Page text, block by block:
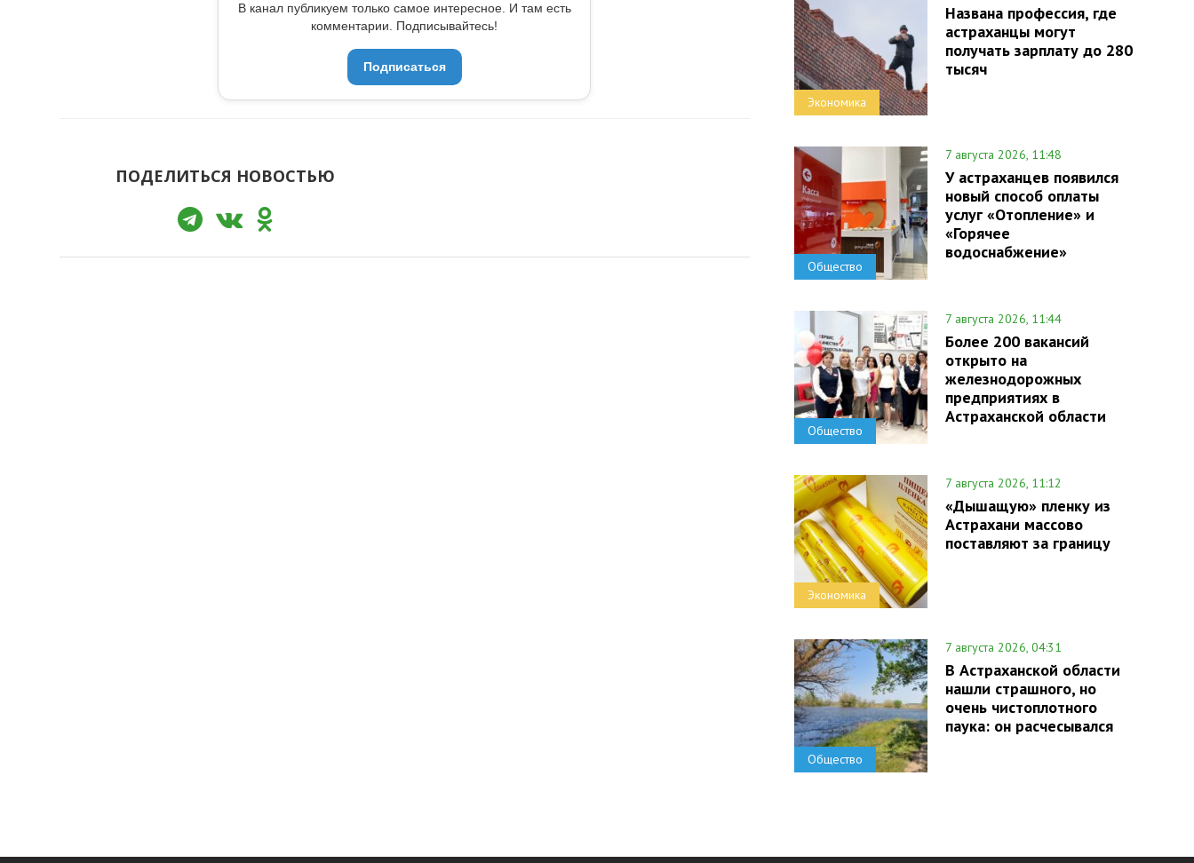
В канал публикуем только самое интересное. И там есть
комментарии. Подписывайтесь!
Подписаться
ПОДЕЛИТЬСЯ НОВОСТЬЮ
Экономика
Названа профессия, где
астраханцы могут
получать зарплату до 280
тысяч
Общество
7 августа 2026, 11:48
У астраханцев появился
новый способ оплаты
услуг «Отопление» и
«Горячее
водоснабжение»
Общество
7 августа 2026, 11:44
Более 200 вакансий
открыто на
железнодорожных
предприятиях в
Астраханской области
Экономика
7 августа 2026, 11:12
«Дышащую» пленку из
Астрахани массово
поставляют за границу
Общество
7 августа 2026, 04:31
В Астраханской области
нашли страшного, но
очень чистоплотного
паука: он расчесывался